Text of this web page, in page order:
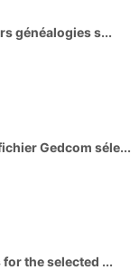
généalogies s...
Gedcom séle...
the selected ...